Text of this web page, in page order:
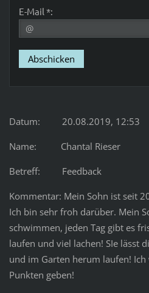
E-Mail *:
Datum: 20.08.2019, 12:53
Name: Chantal Rieser
Betreff: Feedback
Kommentar: Mein Sohn ist seit
Ich bin sehr froh darüber. Mein
schwimmen, jeden Tag gibt es
laufen und viel lachen! SIe lässt
und im Garten herum laufen!
Punkten geben!